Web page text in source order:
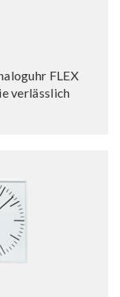
FLEX
verlässlich